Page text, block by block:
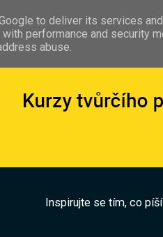
Inspirujte se tím, co
to deliver its services
performance and security
abuse.